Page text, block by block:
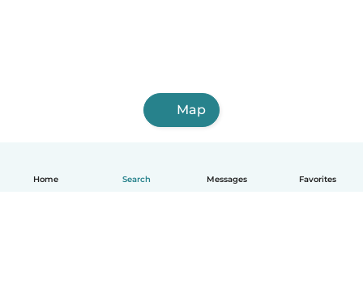
Home Search Messages Favorites
Map